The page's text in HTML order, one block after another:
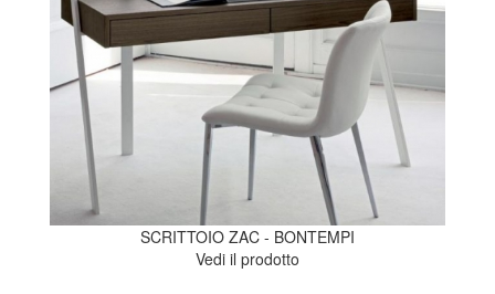
SCRITTOIO ZAC - BONTEMPI
Vedi il prodotto